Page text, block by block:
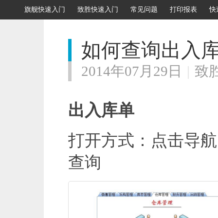
旗舰快速入门 致胜快速入门 常见问题 打印报表 快
如何查询出入
2014年07月29日 | 致
出入库单
打开方式：点击
查询